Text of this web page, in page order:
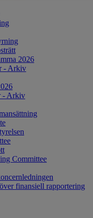
2026
- Arkiv
- Arkiv
Committee
finansiell rapportering